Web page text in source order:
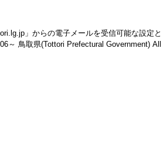
」からの電子メールを受信可能な設定と
～ 鳥取県(Tottori Prefectural Government)